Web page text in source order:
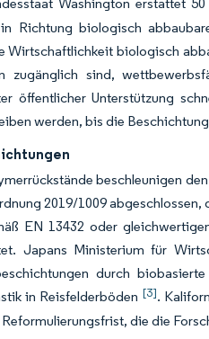
Richtung biologisch
biologisch
zugänglich sind,
Unterstützung
werden, bis die
beschleunigen
2019/1009
EN 13432 oder
Japans Ministerium für
durch
in Reisfelderböden [3].
die die